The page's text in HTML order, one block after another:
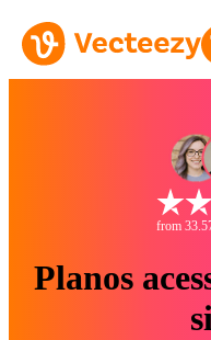
from
Planos